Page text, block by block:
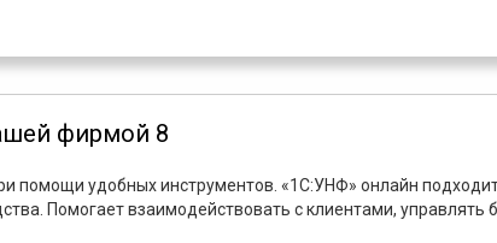
фирмой 8
помощи удобных инструментов. «1С:УНФ» онлайн
Помогает взаимодействовать с клиентами, управлять